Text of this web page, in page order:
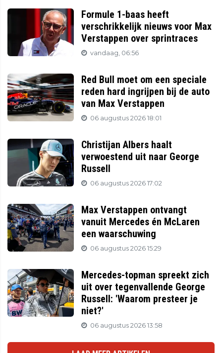
Formule 1-baas heeft
verschrikkelijk nieuws voor Max
Verstappen over sprintraces
vandaag, 06:56
Red Bull moet om een speciale
reden hard ingrijpen bij de auto
van Max Verstappen
06 augustus 2026 18:01
Christijan Albers haalt
verwoestend uit naar George
Russell
06 augustus 2026 17:02
Max Verstappen ontvangt
vanuit Mercedes én McLaren
een waarschuwing
06 augustus 2026 15:29
Mercedes-topman spreekt zich
uit over tegenvallende George
Russell: 'Waarom presteer je
niet?'
06 augustus 2026 13:58